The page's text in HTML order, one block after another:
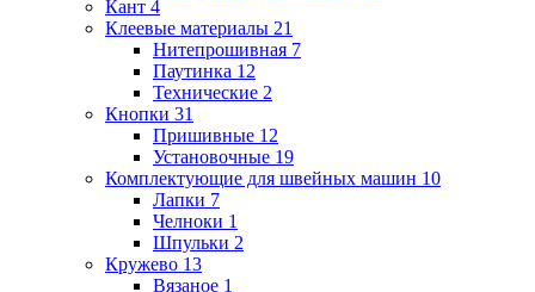
Кант 4
Клеевые материалы 21
Нитепрошивная 7
Паутинка 12
Технические 2
Кнопки 31
Пришивные 12
Установочные 19
Комплектующие для швейных машин 10
Лапки 7
Челноки 1
Шпульки 2
Кружево 13
Вязаное 1